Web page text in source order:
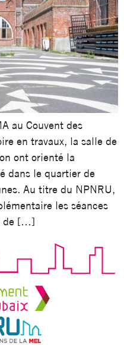
au Couvent des
en travaux, la salle de
ont orienté la
dans le quartier de
Au titre du NPNRU,
les séances
de […]